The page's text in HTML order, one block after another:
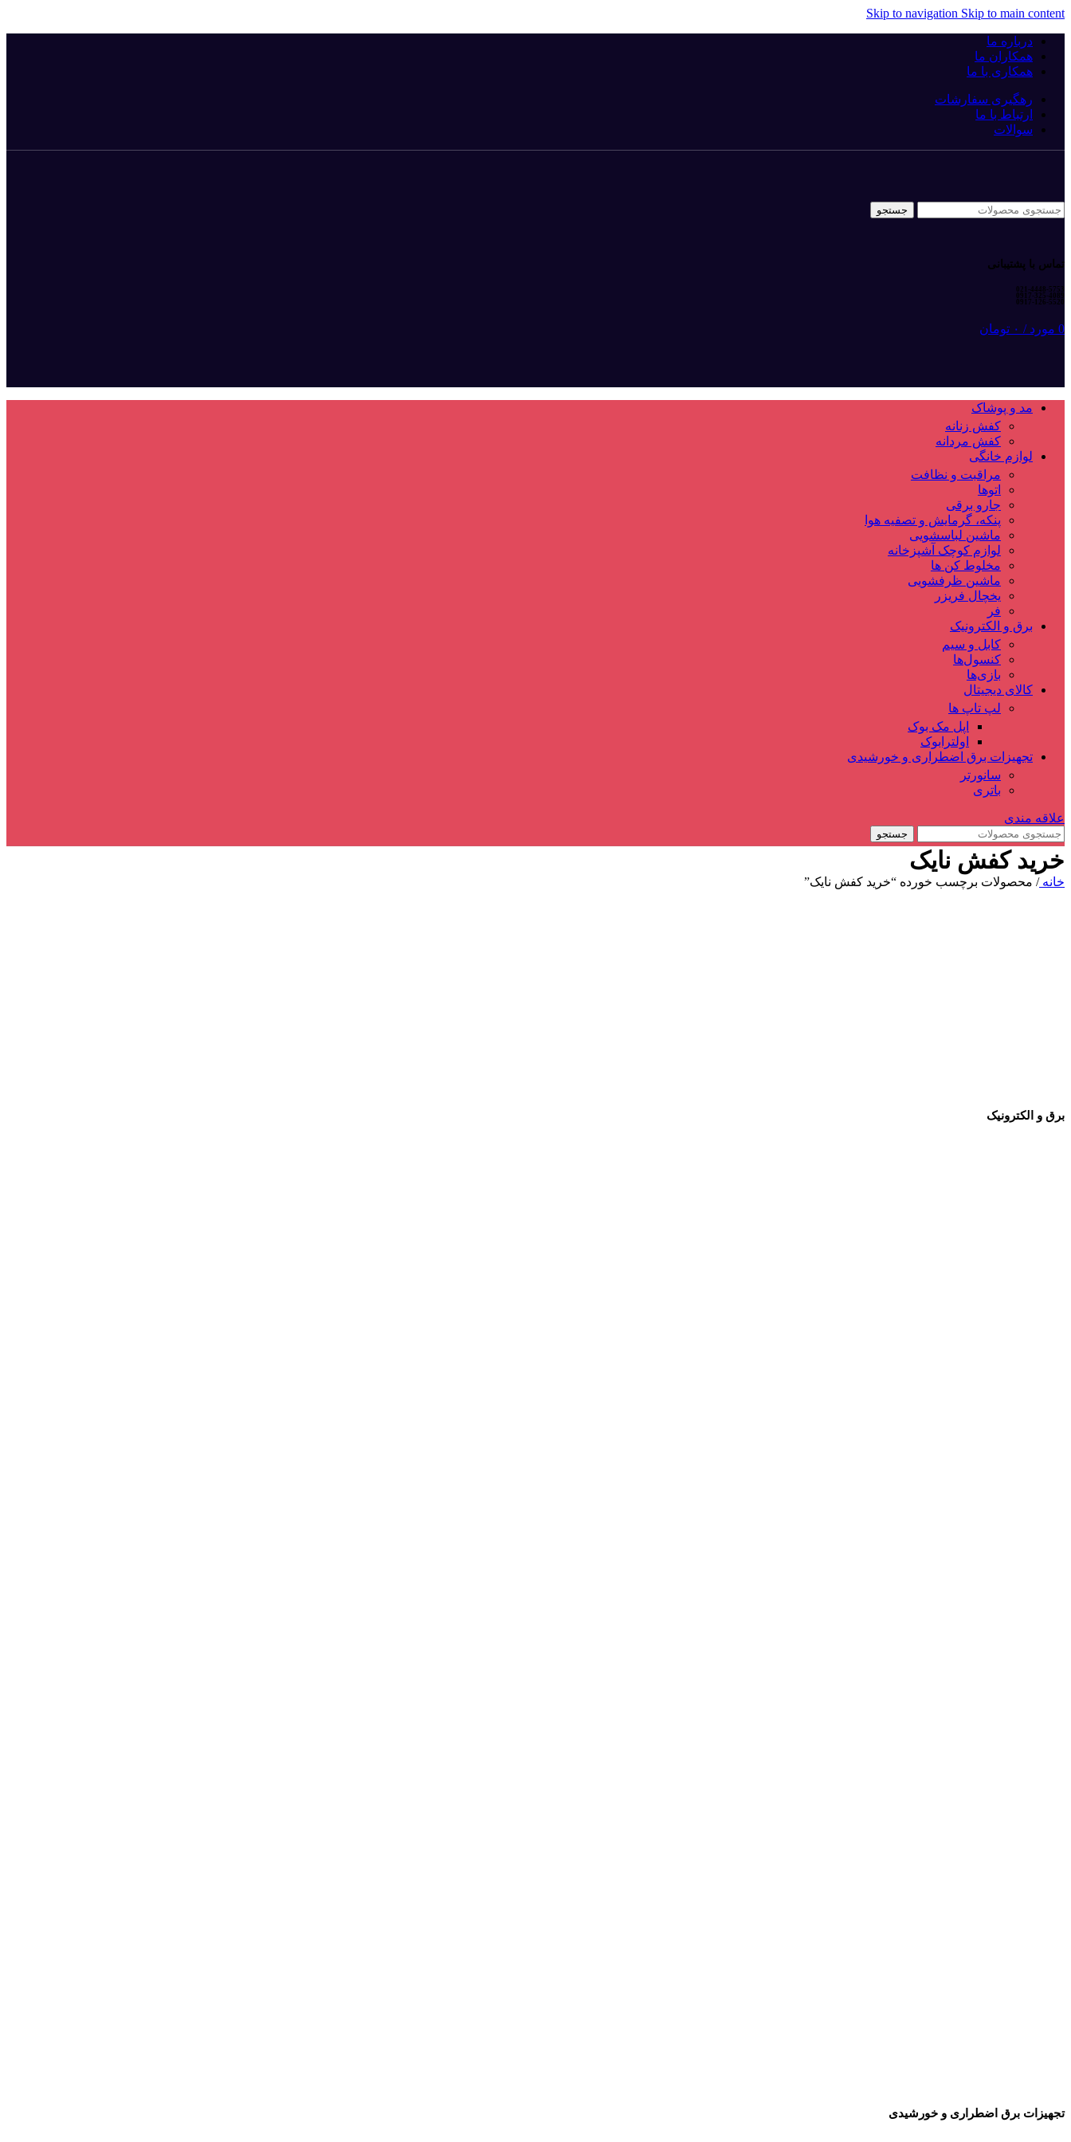
Skip to navigation Skip to main content
درباره ما
همکاران ما
همکاری با ما
رهگیری سفارشات
ارتباط با ما
سوالات
جستجو
تماس با پشتیبانی
021-4448-5753
0917-325-4089
0917-126-5520
0 مورد / ۰ تومان
مد و پوشاک
کفش زنانه
کفش مردانه
لوازم خانگی
مراقبت و نظافت
اتوها
جارو برقی
پنکه، گرمایش و تصفیه هوا
ماشین لباسشویی
لوازم کوچک آشپزخانه
مخلوط کن ها
ماشین ظرفشویی
یخچال فریزر
فر
برق و الکترونیک
کابل و سیم
کنسول‌ها
بازی‌ها
کالای دیجیتال
لپ تاپ ها
اپل مک بوک
اولترابوک
تجهیزات برق اضطراری و خورشیدی
سانورتر
باتری
علاقه مندی
جستجو
خرید کفش نایک
خانه/ محصولات برچسب خورده “خرید کفش نایک”
برق و الکترونیک
تجهیزات برق اضطراری و خورشیدی